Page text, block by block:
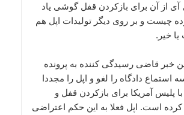
از آن برای بازکردن قفل گوشی یاد
چیست و بر روی دیگر تولیدات اپل هم
خیر.
خبر قاضی رسیدگی کننده به پرونده
استماع دادگاه را لغو و اپل را مجددا
پلیس آمریکا برای بازکردن قفل و
است. اپل فعلا به این حکم اعتراضی